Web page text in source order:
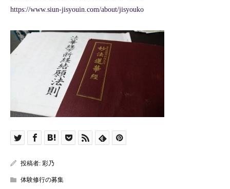
https://www.siun-jisyouin.com/about/jisyouko
投稿者: 彩乃
体験修行の募集